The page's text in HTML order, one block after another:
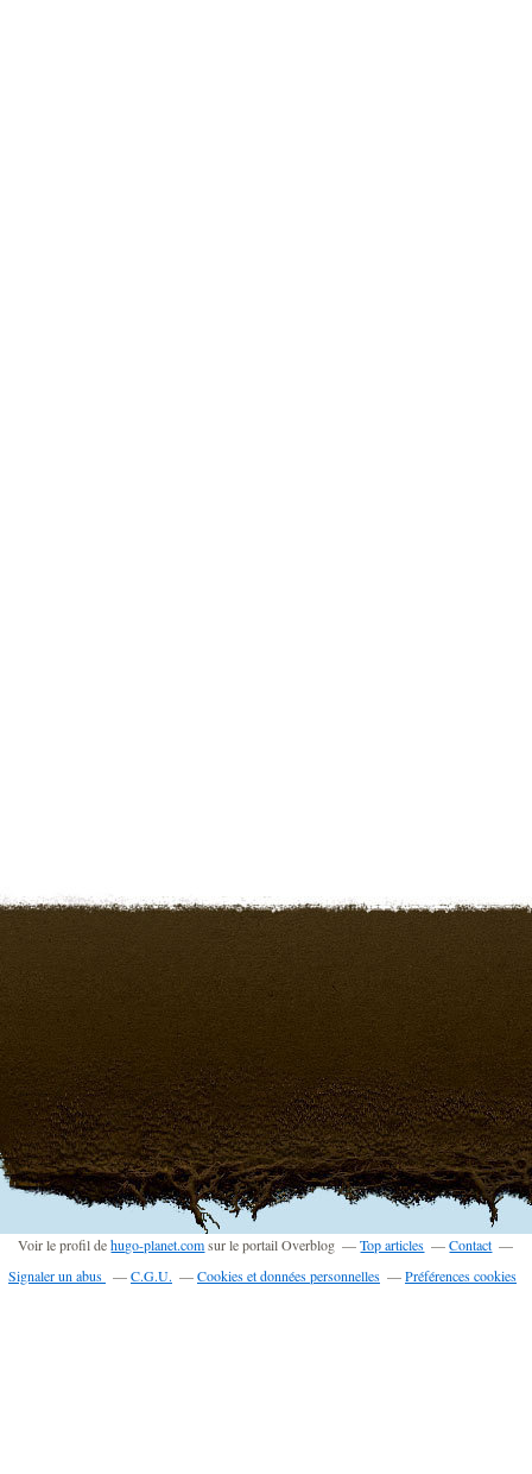
Voir le profil dehugo-planet.comsur le portail Overblog Top articles
Contact
Signaler un abus
C.G.U. Cookies et données personnelles Préférences cookies